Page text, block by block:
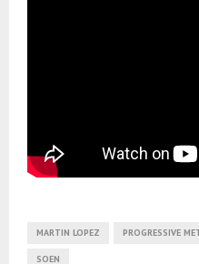
MARTIN LOPEZ PROGRESSIVE
SOEN